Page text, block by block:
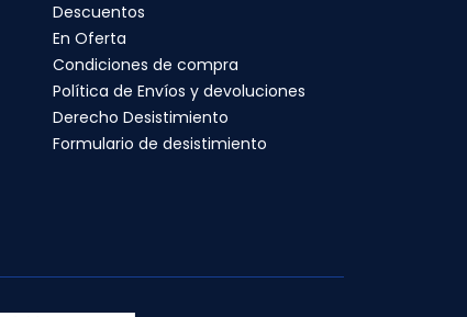
Descuentos
En Oferta
Condiciones de compra
Política de Envíos y devoluciones
Derecho Desistimiento
Formulario de desistimiento